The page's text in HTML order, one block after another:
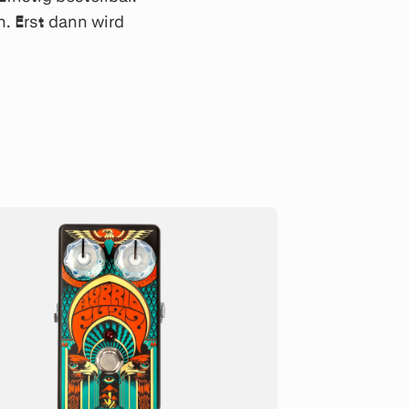
Erst dann wird